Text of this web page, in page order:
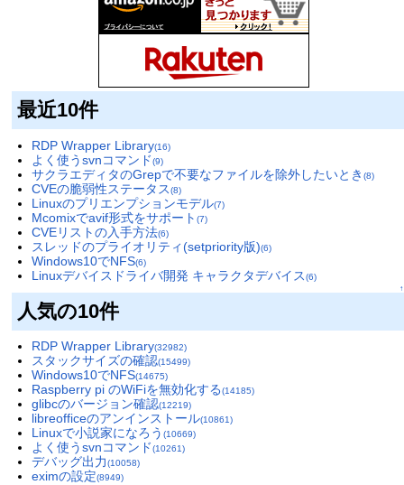
最近10件
RDP Wrapper Library(16)
よく使うsvnコマンド(9)
サクラエディタのGrepで不要なファイルを除外したいとき (8)
CVEの脆弱性ステータス(8)
Linuxのプリエンプションモデル(7)
Mcomixでavif形式をサポート (7)
CVEリストの入手方法(6)
スレッドのプライオリティ(setpriority版)(6)
Windows10でNFS(6)
Linuxデバイスドライバ開発 キャラクタデバイス(6)
↑
人気の10件
RDP Wrapper Library(32982)
スタックサイズの確認(15499)
Windows10でNFS(14675)
Raspberry pi のWiFiを無効化する(14185)
glibcのバージョン確認(12219)
libreofficeのアンインストール(10861)
Linuxで小説家になろう (10669)
よく使うsvnコマンド(10261)
デバッグ出力(10058)
eximの設定(8949)